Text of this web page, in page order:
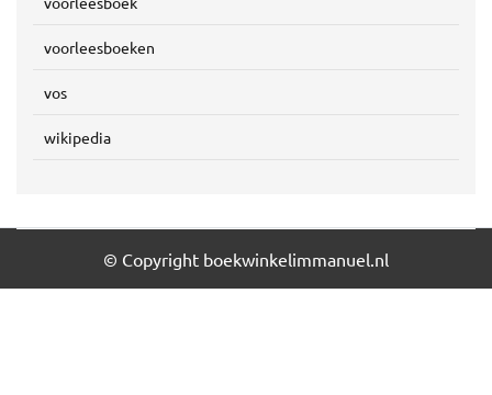
voorleesboeken
vos
wikipedia
© Copyright boekwinkelimmanuel.nl